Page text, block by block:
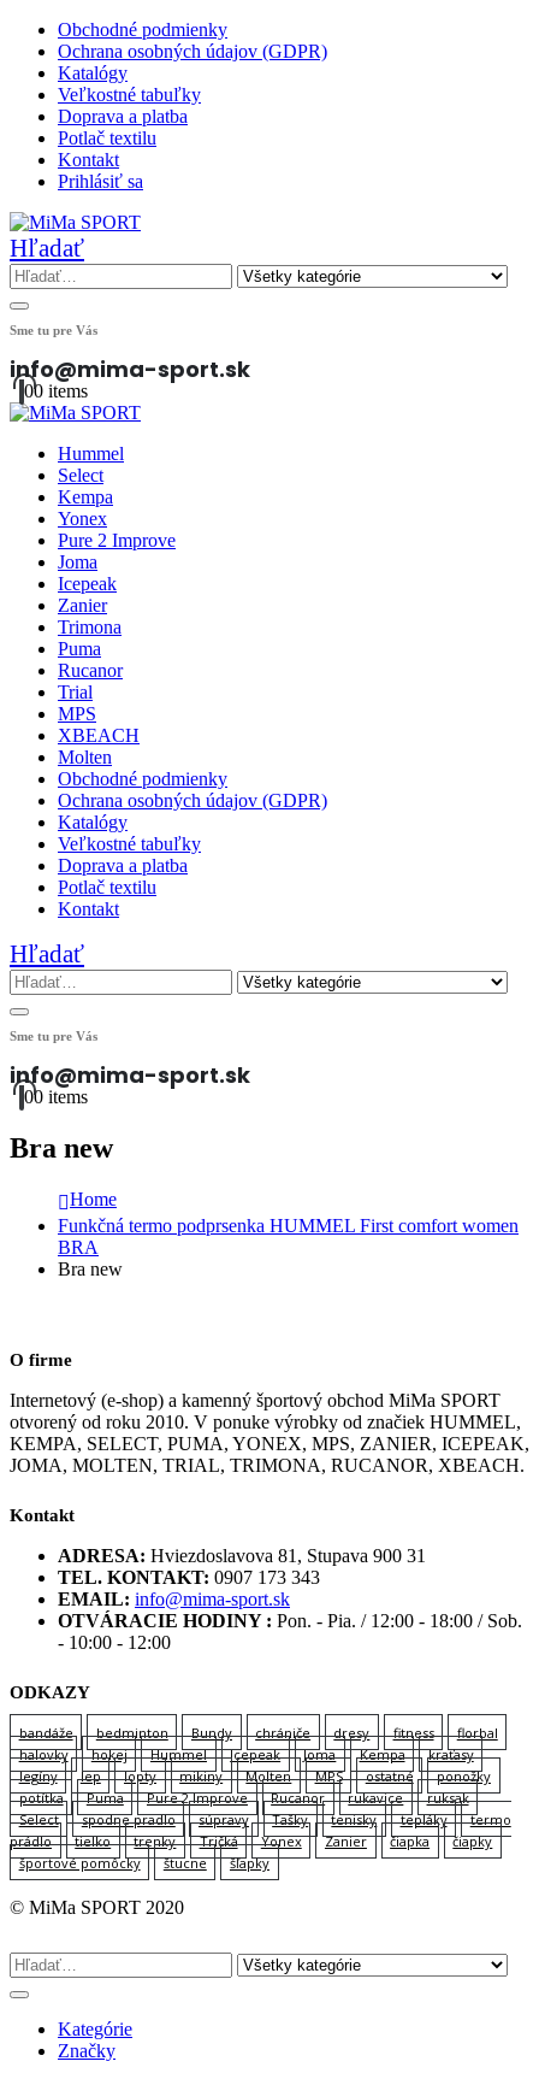
Obchodné podmienky
Ochrana osobných údajov (GDPR)
Katalógy
Veľkostné tabuľky
Doprava a platba
Potlač textilu
Kontakt
Prihlásiť sa
Hľadať
Sme tu pre Vás
info@mima-sport.sk
00 items
Hummel
Select
Kempa
Yonex
Pure 2 Improve
Joma
Icepeak
Zanier
Trimona
Puma
Rucanor
Trial
MPS
XBEACH
Molten
Obchodné podmienky
Ochrana osobných údajov (GDPR)
Katalógy
Veľkostné tabuľky
Doprava a platba
Potlač textilu
Kontakt
Hľadať
Sme tu pre Vás
info@mima-sport.sk
00 items
Bra new
Home
Funkčná termo podprsenka HUMMEL First comfort women
BRA
Bra new
O firme
Internetový (e-shop) a kamenný športový obchod MiMa SPORT
otvorený od roku 2010. V ponuke výrobky od značiek HUMMEL,
KEMPA, SELECT, PUMA, YONEX, MPS, ZANIER, ICEPEAK,
JOMA, MOLTEN, TRIAL, TRIMONA, RUCANOR, XBEACH.
Kontakt
ADRESA: Hviezdoslavova 81, Stupava 900 31
TEL. KONTAKT: 0907 173 343
EMAIL: info@mima-sport.sk
OTVÁRACIE HODINY : Pon. - Pia. / 12:00 - 18:00 / Sob.
- 10:00 - 12:00
ODKAZY
bandáže bedminton Bundy chrániče dresy fitness
florbal
halovky
hokej Hummel Icepeak Joma Kempa
kraťasy
legíny
lep lopty mikiny Molten MPS ostatné
ponožky
potítka
Puma Pure 2 Improve Rucanor rukavice
ruksak
Select
spodne pradlo súpravy Tašky tenisky tepláky
termo
prádlo
tielko trenky Tričká Yonex Zanier čiapka
čiapky
športové pomôcky
štucne šľapky
© MiMa SPORT 2020
Kategórie
Značky